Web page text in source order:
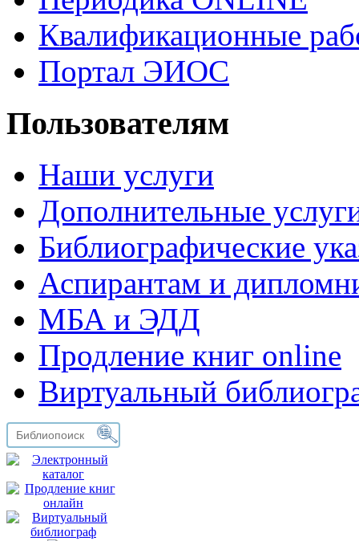
Квалификационные
Портал ЭИОС
Пользователям
Наши услуги
Дополнительные
Библиографические
Аспирантам и
МБА и ЭДД
Продление книг online
Виртуальный